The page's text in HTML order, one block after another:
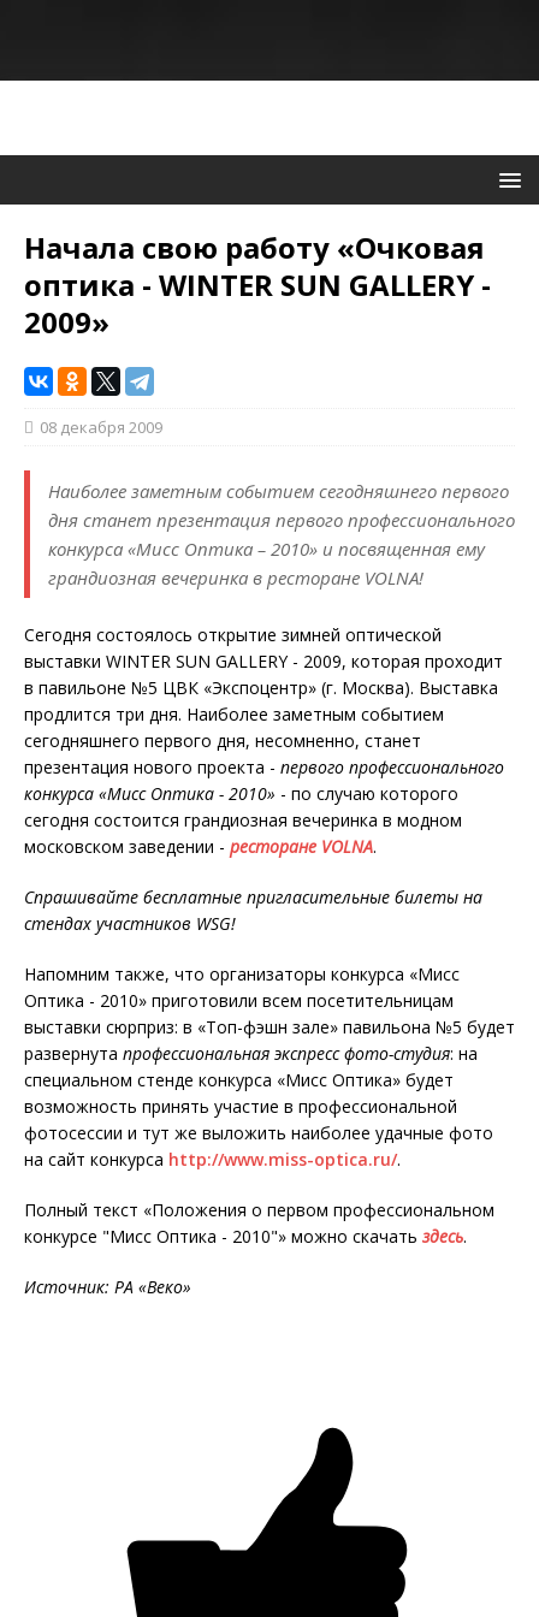
Начала свою работу «Очковая
оптика - WINTER SUN GALLERY -
2009»
08 декабря 2009
Наиболее заметным событием сегодняшнего первого
дня станет презентация первого профессионального
конкурса «Мисс Оптика – 2010» и посвященная ему
грандиозная вечеринка в ресторане VOLNA!
Сегодня состоялось открытие зимней оптической
выставки WINTER SUN GALLERY - 2009, которая проходит
в павильоне №5 ЦВК «Экспоцентр» (г. Москва). Выставка
продлится три дня. Наиболее заметным событием
сегодняшнего первого дня, несомненно, станет
презентация нового проекта - первого профессионального
конкурса «Мисс Оптика - 2010» - по случаю которого
сегодня состоится грандиозная вечеринка в модном
московском заведении - ресторане VOLNA.
Спрашивайте бесплатные пригласительные билеты на
стендах участников WSG!
Напомним также, что организаторы конкурса «Мисс
Оптика - 2010» приготовили всем посетительницам
выставки сюрприз: в «Топ-фэшн зале» павильона №5 будет
развернута профессиональная экспресс фото-студия: на
специальном стенде конкурса «Мисс Оптика» будет
возможность принять участие в профессиональной
фотосессии и тут же выложить наиболее удачные фото
на сайт конкурса http://www.miss-optica.ru/.
Полный текст «Положения о первом профессиональном
конкурсе "Мисс Оптика - 2010"» можно скачать здесь.
Источник: РА «Веко»